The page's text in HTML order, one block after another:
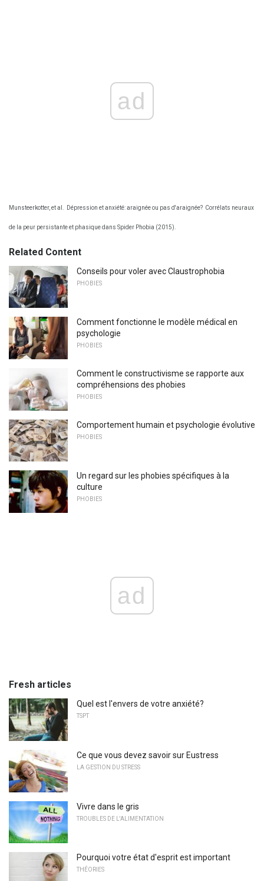
ad
Munsteerkotter, et al. Dépression et anxiété: araignée ou pas d'araignée? Corrélats neuraux
de la peur persistante et phasique dans Spider Phobia (2015).
Related Content
Conseils pour voler avec Claustrophobia
PHOBIES
Comment fonctionne le modèle médical en
psychologie
PHOBIES
Comment le constructivisme se rapporte aux
compréhensions des phobies
PHOBIES
Comportement humain et psychologie évolutive
PHOBIES
Un regard sur les phobies spécifiques à la
culture
PHOBIES
ad
Fresh articles
Quel est l'envers de votre anxiété?
TSPT
Ce que vous devez savoir sur Eustress
LA GESTION DU STRESS
Vivre dans le gris
TROUBLES DE L'ALIMENTATION
Pourquoi votre état d'esprit est important
THÉORIES